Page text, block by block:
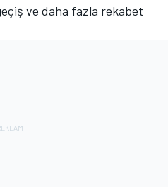
ve daha fazla rekabet